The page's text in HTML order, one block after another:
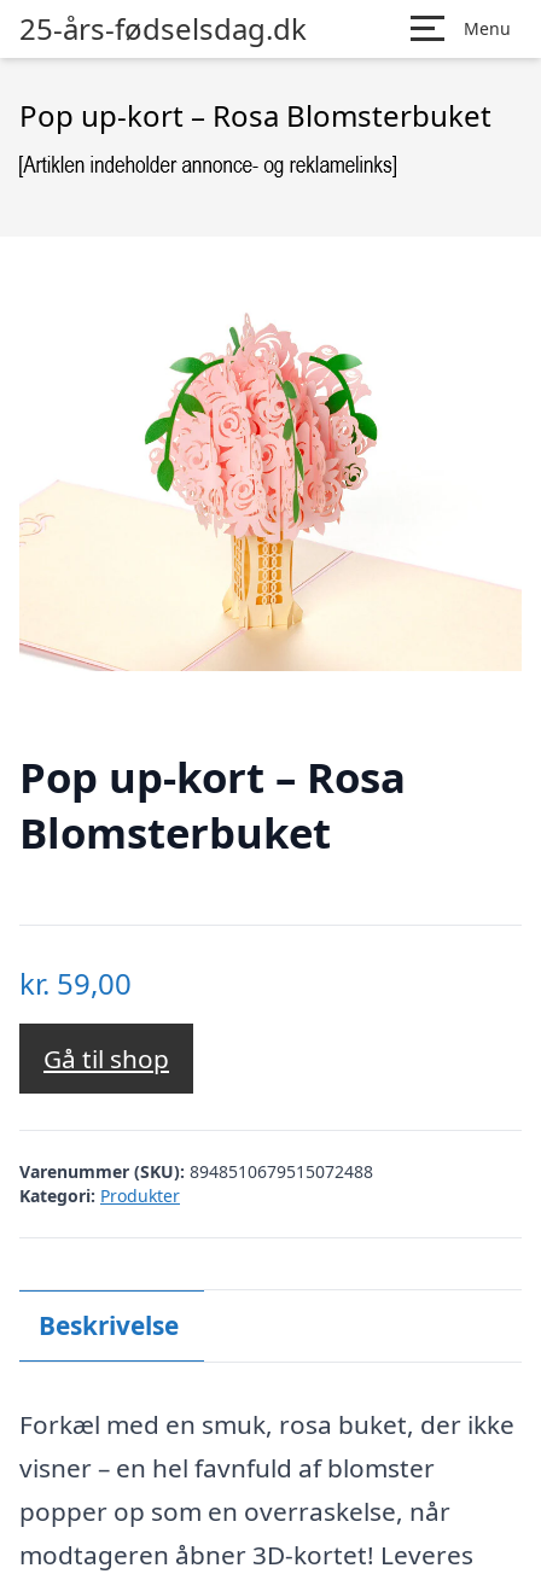
25-års-fødselsdag.dk Menu
Pop up-kort – Rosa Blomsterbuket
Pop up-kort – Rosa
Blomsterbuket
kr. 59,00
Gå til shop
Varenummer (SKU): 8948510679515072488
Kategori: Produkter
Beskrivelse
Forkæl med en smuk, rosa buket, der ikke
visner – en hel favnfuld af blomster
popper op som en overraskelse, når
modtageren åbner 3D-kortet! Leveres